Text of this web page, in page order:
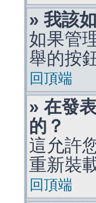
» 我該
如果管
舉的按
回頂端
» 在發
的？
這允許
重新裝
回頂端